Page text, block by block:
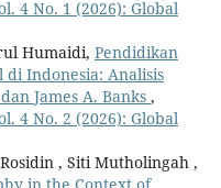
4 No. 1 (2026): Global
Humaidi, Pendidikan
Indonesia: Analisis
James A. Banks ,
4 No. 2 (2026): Global
, Siti Mutholingah ,